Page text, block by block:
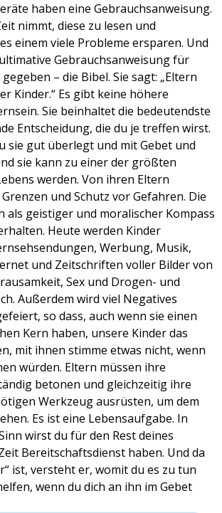
haben eine Gebrauchsanweisung.
nimmt, diese zu lesen und
einem viele Probleme ersparen. Und
Gebrauchsanweisung für
– die Bibel. Sie sagt: „Eltern
Kinder.“ Es gibt keine höhere
Sie beinhaltet die bedeutendste
Entscheidung, die du je treffen wirst.
sie gut überlegt und mit Gebet und
sie kann zu einer der größten
werden. Von ihren Eltern
und Schutz vor Gefahren. Die
als geistiger und moralischer Kompass
Heute werden Kinder
Werbung, Musik,
und Zeitschriften voller Bilder von
Sex und Drogen- und
Außerdem wird viel Negatives
so dass, auch wenn sie einen
Kern haben, unsere Kinder das
mit ihnen stimme etwas nicht, wenn
würden. Eltern müssen ihre
betonen und gleichzeitig ihre
Werkzeug ausrüsten, um dem
Es ist eine Lebensaufgabe. In
wirst du für den Rest deines
Bereitschaftsdienst haben. Und da
ist, versteht er, womit du es zu tun
wenn du dich an ihn im Gebet